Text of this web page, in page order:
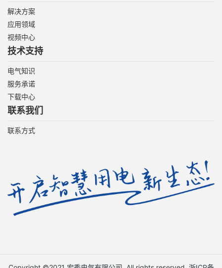
解决方案
应用领域
视频中心
技术支持
电气知识
服务承诺
下载中心
联系我们
联系方式